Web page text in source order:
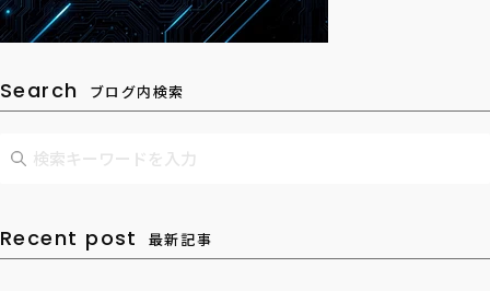
Search ブログ内検索
Recent post 最新記事